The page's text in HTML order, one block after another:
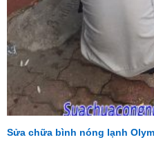
Sửa chữa bình nóng lạnh